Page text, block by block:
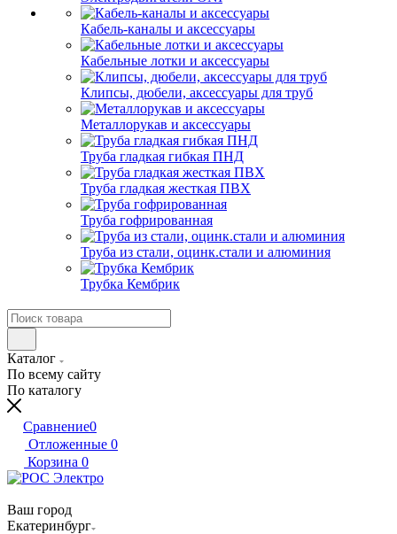
Кабель-каналы и аксессуары
Кабельные лотки и аксессуары
Клипсы, дюбели, аксессуары для труб
Металлорукав и аксессуары
Труба гладкая гибкая ПНД
Труба гладкая жесткая ПВХ
Труба гофрированная
Труба из стали, оцинк.стали и алюминия
Трубка Кембрик
Каталог
По всему сайту
По каталогу
Сравнение0
Отложенные 0
Корзина 0
Ваш город
Екатеринбург